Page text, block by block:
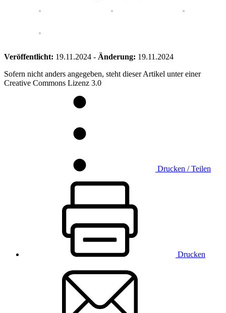
Veröffentlicht: 19.11.2024 - Änderung: 19.11.2024
Sofern nicht anders angegeben, steht dieser Artikel unter einer
Creative Commons Lizenz 3.0
Drucken / Teilen
Drucken